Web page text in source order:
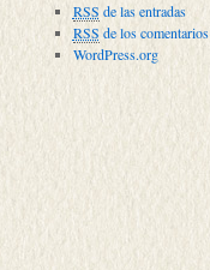
RSS de las entradas
RSS de los comentarios
WordPress.org